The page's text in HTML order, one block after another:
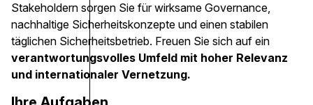
Stakeholdern sorgen Sie für wirksame Governance,
nachhaltige Sicherheitskonzepte und einen stabilen
täglichen Sicherheitsbetrieb. Freuen Sie sich auf ein
verantwortungsvolles Umfeld mit hoher Relevanz
und internationaler Vernetzung.